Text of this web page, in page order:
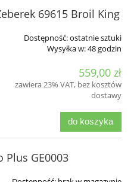
69615 Broil King
Dostępność:ostatnie sztuki
Wysyłka w:48 godzin
559,00 zł
zawiera 23% VAT, bez kosztów
dostawy
do koszyka
GE0003